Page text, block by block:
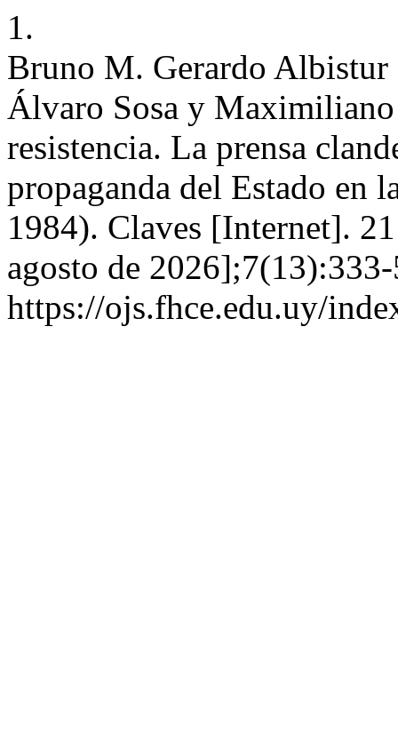
1.
Bruno M. Gerardo
Álvaro Sosa y
resistencia. La prensa
propaganda del Estado en
1984). Claves [Internet].
agosto de
https://ojs.fhce.edu.uy/